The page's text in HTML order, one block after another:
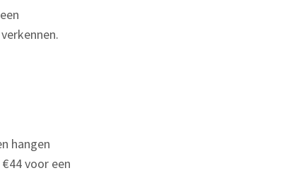
hangen
voor een